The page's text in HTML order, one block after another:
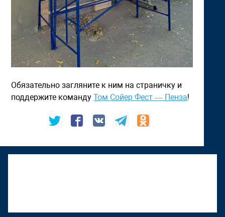
Обязательно загляните к ним на страничку и
поддержите командуТом Сойер Фест — Пенза!